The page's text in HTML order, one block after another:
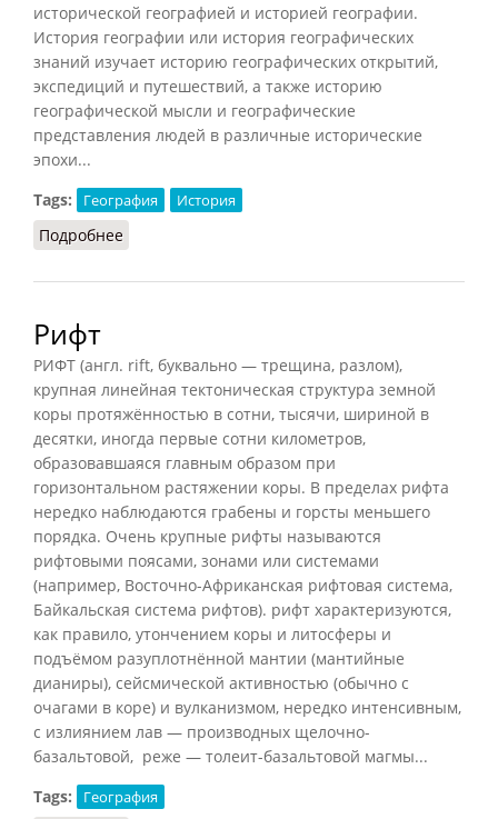
исторической географией и историей географии.
История географии или история географических
знаний изучает историю географических открытий,
экспедиций и путешествий, а также историю
географической мысли и географические
представления людей в различные исторические
эпохи...
Tags:
География История
Подробнее
Рифт
РИФТ (англ. rift, буквально — трещина, разлом),
крупная линейная тектоническая структура земной
коры протяжённостью в сотни, тысячи, шириной в
десятки, иногда первые сотни километров,
образовавшаяся главным образом при
горизонтальном растяжении коры. В пределах рифта
нередко наблюдаются грабены и горсты меньшего
порядка. Очень крупные рифты называются
рифтовыми поясами, зонами или системами
(например, Восточно-Африканская рифтовая система,
Байкальская система рифтов). рифт характеризуются,
как правило, утончением коры и литосферы и
подъёмом разуплотнённой мантии (мантийные
дианиры), сейсмической активностью (обычно с
очагами в коре) и вулканизмом, нередко интенсивным,
с излиянием лав — производных щелочно-
базальтовой, реже — толеит-базальтовой магмы...
Tags:
География